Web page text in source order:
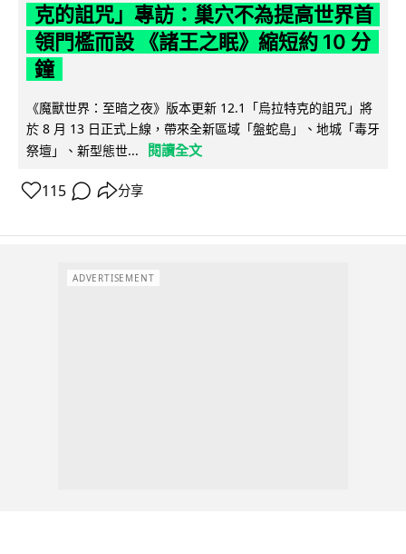
克的詛咒」專訪：巢穴不為提高世界首
領門檻而設 《諸王之眠》縮短約 10 分
鐘
《魔獸世界：至暗之夜》版本更新 12.1「烏拉特克的詛咒」將
於 8 月 13 日正式上線，帶來全新區域「盤蛇島」、地城「毒牙
祭壇」、新型態世...
閱讀全文
115 分享
ADVERTISEMENT